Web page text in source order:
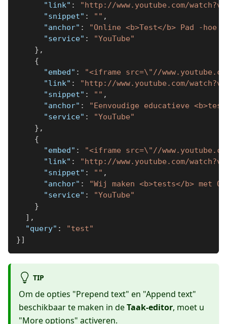
"link" :
"http://www.youtube.com/
"snippet" : "" ,
"anchor" :
"Online <b>Test</b> Pad -hoe
"service" :
"YouTube"
} ,
{
"embed" :
"<iframe src=\"//
"link" :
"http://www.youtube.com/
"snippet" : "" ,
"anchor" :
"Eenvoudige educatieve
"service" :
"YouTube"
} ,
{
"embed" :
"<iframe src=\"//
"link" :
"http://www.youtube.com/
"snippet" : "" ,
"anchor" :
"Wij maken <b>tests</b> met
"service" :
"YouTube"
}
] ,
"query" :
"test"
}]
TIP
Om de opties "Prepend text" en "Append text"
beschikbaar te maken in deTaak-editor, moet u
"More options" activeren.